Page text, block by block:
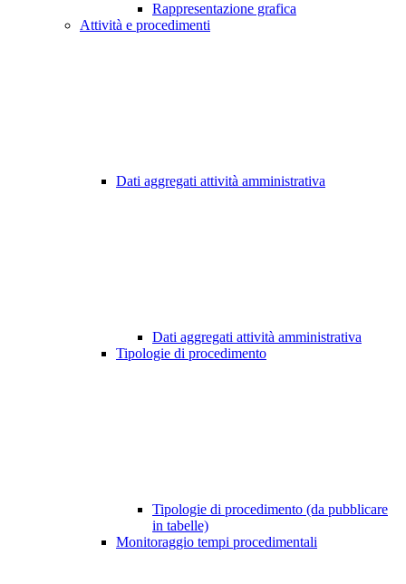
Rappresentazione grafica
Attività e procedimenti
Dati aggregati attività amministrativa
Dati aggregati attività amministrativa
Tipologie di procedimento
Tipologie di procedimento (da pubblicare
in tabelle)
Monitoraggio tempi procedimentali